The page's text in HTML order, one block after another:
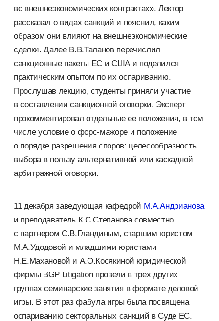
во внешнеэкономических контрактах». Лектор
рассказал о видах санкций и пояснил, каким
образом они влияют на внешнеэкономические
сделки. Далее В.В.Таланов перечислил
санкционные пакеты ЕС и США и поделился
практическим опытом по их оспариванию.
Прослушав лекцию, студенты приняли участие
в составлении санкционной оговорки. Эксперт
прокомментировал отдельные ее положения, в том
числе условие о форс-мажоре и положение
о порядке разрешения споров: целесообразность
выбора в пользу альтернативной или каскадной
арбитражной оговорки.
11 декабря заведующая кафедрой М.А.Андрианова
и преподаватель К.С.Степанова совместно
с партнером С.В.Гландиным, старшим юристом
М.А.Удодовой и младшими юристами
Н.Е.Махановой и А.О.Косякиной юридической
фирмы BGP Litigation провели в трех других
группах семинарские занятия в формате деловой
игры. В этот раз фабула игры была посвящена
оспариванию секторальных санкций в Суде ЕС.